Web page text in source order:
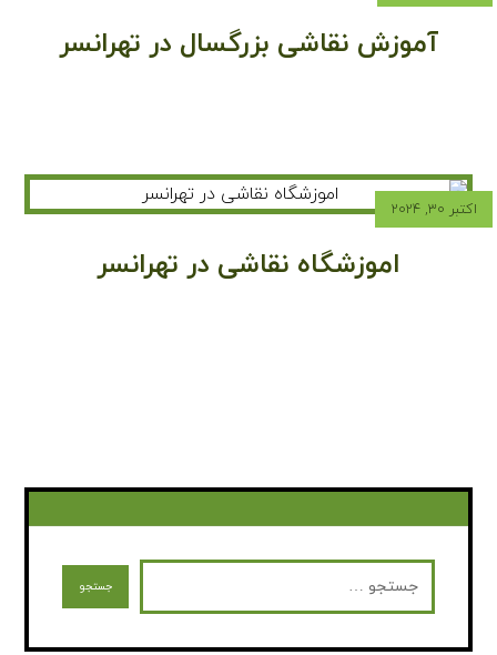
آموزش نقاشی بزرگسال در تهرانسر
اموزشگاه نقاشی در تهرانسر
اکتبر ۳۰, ۲۰۲۴